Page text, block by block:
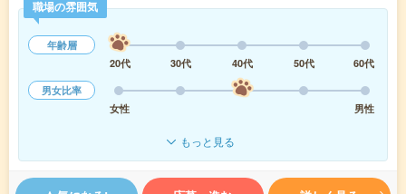
職場の雰囲気
年齢層
20代
30代 40代 50代
60代
男女比率
女性
男性
もっと見る